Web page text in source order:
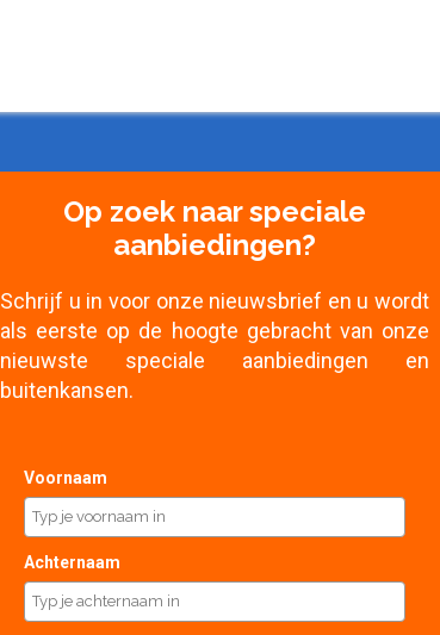
Op zoek naar speciale
aanbiedingen?
Schrijf u in voor onze nieuwsbrief en u wordt
als eerste op de hoogte gebracht van onze
nieuwste speciale aanbiedingen en
buitenkansen.
Voornaam
Achternaam